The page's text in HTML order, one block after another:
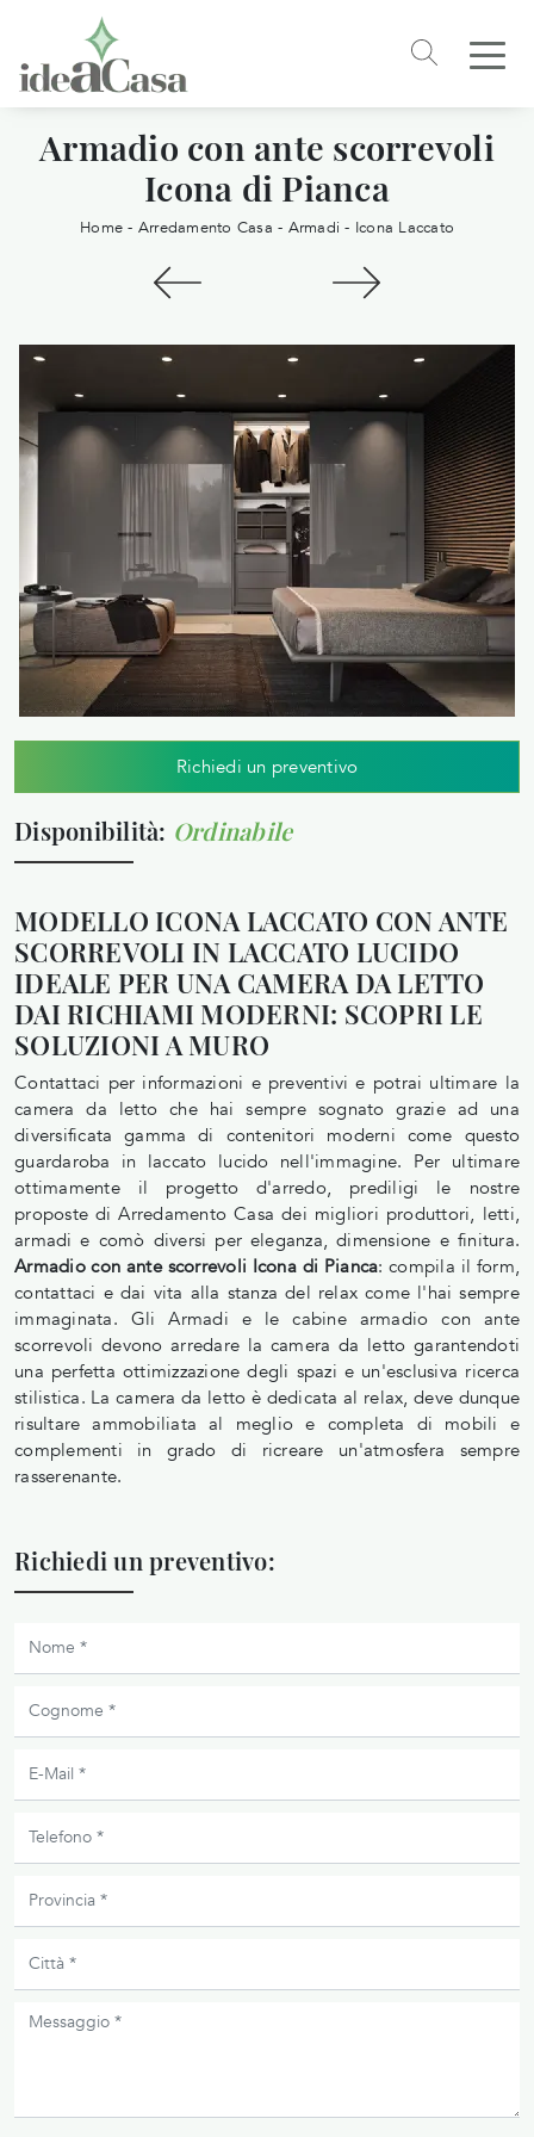
Armadio con ante scorrevoli
Icona di Pianca
Home - Arredamento Casa - Armadi - Icona Laccato
Richiedi un preventivo
Disponibilità: Ordinabile
MODELLO ICONA LACCATO CON ANTE
SCORREVOLI IN LACCATO LUCIDO
IDEALE PER UNA CAMERA DA LETTO
DAI RICHIAMI MODERNI: SCOPRI LE
SOLUZIONI A MURO
Contattaci per informazioni e preventivi e potrai ultimare la
camera da letto che hai sempre sognato grazie ad una
diversificata gamma di contenitori moderni come questo
guardaroba in laccato lucido nell'immagine. Per ultimare
ottimamente il progetto d'arredo, prediligi le nostre
proposte di Arredamento Casa dei migliori produttori, letti,
armadi e comò diversi per eleganza, dimensione e finitura.
Armadio con ante scorrevoli Icona di Pianca: compila il form,
contattaci e dai vita alla stanza del relax come l'hai sempre
immaginata. Gli Armadi e le cabine armadio con ante
scorrevoli devono arredare la camera da letto garantendoti
una perfetta ottimizzazione degli spazi e un'esclusiva ricerca
stilistica. La camera da letto è dedicata al relax, deve dunque
risultare ammobiliata al meglio e completa di mobili e
complementi in grado di ricreare un'atmosfera sempre
rasserenante.
Richiedi un preventivo: